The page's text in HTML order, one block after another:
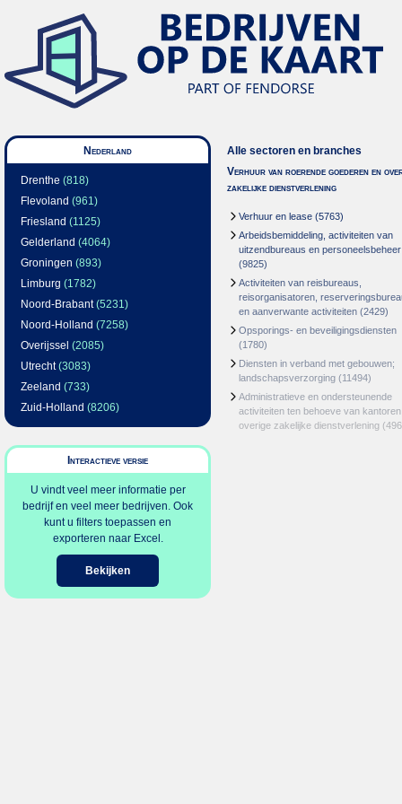
Nederland
Drenthe (818)
Flevoland (961)
Friesland (1125)
Gelderland (4064)
Groningen (893)
Limburg (1782)
Noord-Brabant(5231)
Noord-Holland (7258)
Overijssel (2085)
Utrecht(3083)
Zeeland (733)
Zuid-Holland (8206)
Interactieve versie
U vindt veel meer informatie per
bedrijf en veel meer bedrijven. Ook
kunt u filters toepassen en
exporteren naar Excel.
Bekijken
Alle sectoren en branches
Verhuur van roerende goederen en
zakelijke dienstverlening
Verhuur en lease (5763)
Arbeidsbemiddeling, activiteiten van
uitzendbureaus en personeelsbeheer
(9825)
Activiteiten van reisbureaus,
reisorganisatoren,
en aanverwante activiteiten (2429)
Opsporings- en beveiligingsdiensten
(1780)
Diensten in verband met gebouwen;
landschapsverzorging (11494)
Administratieve en ondersteunende
activiteiten ten behoeve van
overige zakelijke dienstverlening